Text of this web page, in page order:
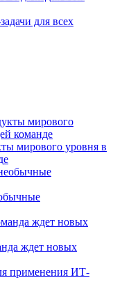
для всех
мирового уровня в
ждет новых